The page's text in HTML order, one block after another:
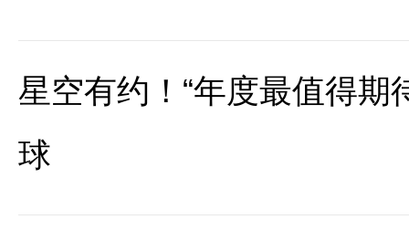
星空有约！“年度最值得期
球